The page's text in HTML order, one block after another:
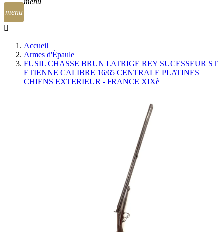
menu
menu
Accueil
Armes d'Épaule
FUSIL CHASSE BRUN LATRIGE REY SUCESSEUR ST
ETIENNE CALIBRE 16/65 CENTRALE PLATINES
CHIENS EXTERIEUR - FRANCE XIXè